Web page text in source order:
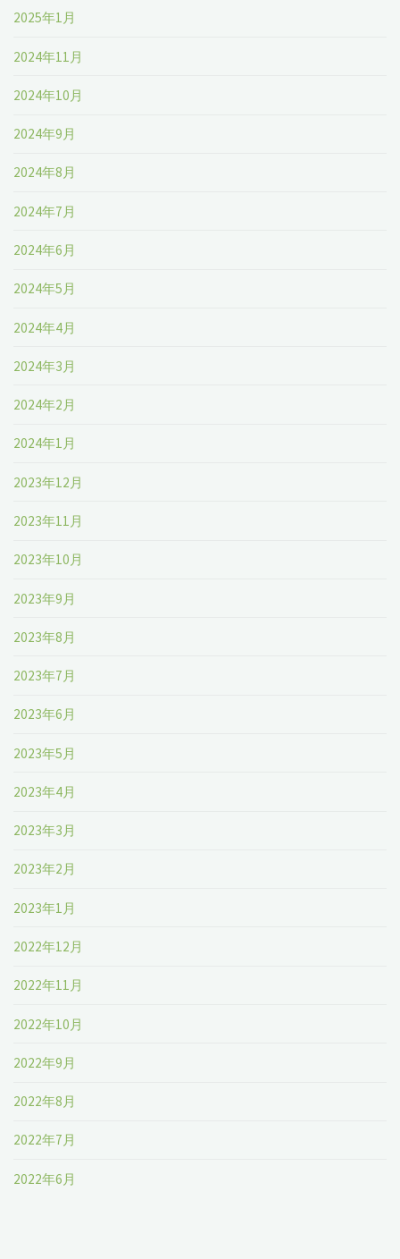
2025年1月
2024年11月
2024年10月
2024年9月
2024年8月
2024年7月
2024年6月
2024年5月
2024年4月
2024年3月
2024年2月
2024年1月
2023年12月
2023年11月
2023年10月
2023年9月
2023年8月
2023年7月
2023年6月
2023年5月
2023年4月
2023年3月
2023年2月
2023年1月
2022年12月
2022年11月
2022年10月
2022年9月
2022年8月
2022年7月
2022年6月